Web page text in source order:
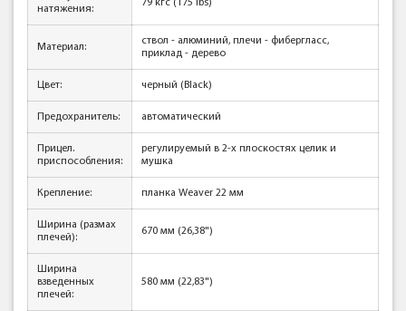
натяжения:
79 кгc (175 lbs)
Материал:
ствол - алюминий, плечи - фибергласс,
приклад - дерево
Цвет: черный (Black)
Предохранитель: автоматический
Прицел.
приспособления:
регулируемый в 2-х плоскостях целик и
мушка
Крепление: планка Weaver 22 мм
Ширина (размах
плечей):
670 мм (26,38")
Ширина
взведенных
плечей:
580 мм (22,83")